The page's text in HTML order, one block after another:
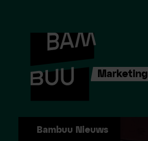
Marketing
Bambuu Nieuws